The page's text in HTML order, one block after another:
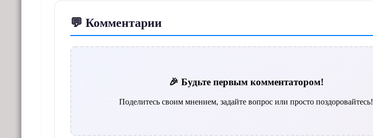
💬 Комментарии
🎉 Будьте первым комментатором!
Поделитесь своим мнением, задайте вопрос или просто поздоровайтесь!